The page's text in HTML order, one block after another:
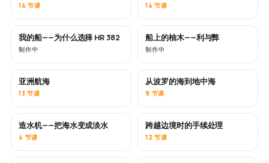
14 节课 14 节课
即将推出
我的船——为什么选择 HR 382
制作中
即将推出
船上的柚木——利与弊
制作中
即将推出
亚洲航海
13 节课
即将推出
从波罗的海到地中海
9 节课
即将推出
造水机——把海水变成淡水
4 节课
跨越边境时的手续处理
12 节课